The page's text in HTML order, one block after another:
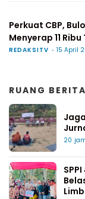
Perkuat CBP,
Menyerap 11
REDAKSITV 15 April
RUANG BERITA
20